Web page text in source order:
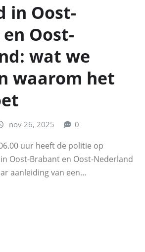
in Oost-
Oost-
wat we
waarom het
nov 26, 2025 0
uur heeft de politie op
Oost-Brabant en Oost-Nederland
aanleiding van een…